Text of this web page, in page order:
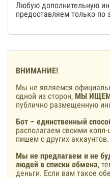
Любую дополнительную
предоставляем только по
ВНИМАНИЕ!
Мы не являемся
одной из сторон, МЫ
публично размещенную
Бот – единственный
располагаем своими
пишем с других аккаунтов.
Мы не предлагаем и не
людей в списки обмена,
деньги. Если вам такое